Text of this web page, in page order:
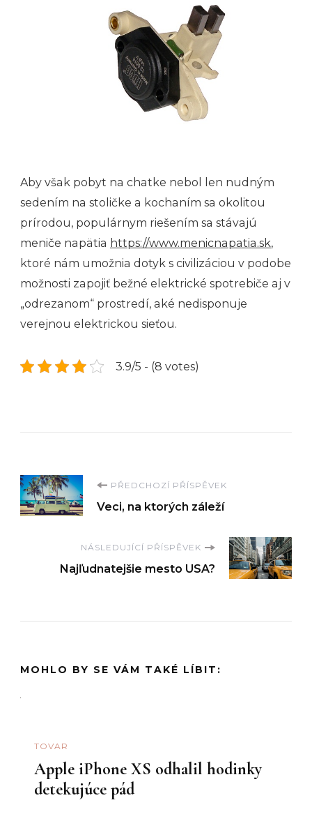
Aby však pobyt na chatke nebol len nudným
sedením na stoličke a kochaním sa okolitou
prírodou, populárnym riešením sa stávajú
meniče napätia https://www.menicnapatia.sk,
ktoré nám umožnia dotyk s civilizáciou v podobe
možnosti zapojiť bežné elektrické spotrebiče aj v
„odrezanom“ prostredí, aké nedisponuje
verejnou elektrickou sieťou.
3.9/5 - (8 votes)
Navigace
příspěvku
PŘEDCHOZÍ PŘÍSPĚVEK
Veci, na ktorých záleží
NÁSLEDUJÍCÍ PŘÍSPĚVEK
Najľudnatejšie mesto USA?
MOHLO BY SE VÁM TAKÉ LÍBIT:
TOVAR
Apple iPhone XS odhalil hodinky
detekujúce pád